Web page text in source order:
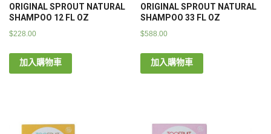
ORIGINAL SPROUT NATURAL
SHAMPOO 12 FL OZ
$228.00
加入購物車
ORIGINAL SPROUT NATURAL
SHAMPOO 33 FL OZ
$588.00
加入購物車